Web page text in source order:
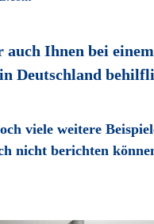
auch Ihnen bei
Deutschland
viele weitere
nicht berichten